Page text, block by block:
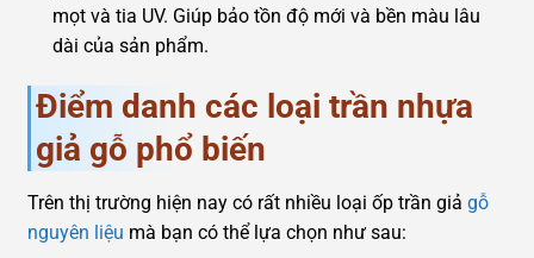
mọt và tia UV. Giúp bảo tồn độ mới và bền màu lâu
dài của sản phẩm.
Điểm danh các loại trần nhựa
giả gỗ phổ biến
Trên thị trường hiện nay có rất nhiều loại ốp trần giả gỗ
nguyên liệu mà bạn có thể lựa chọn như sau: